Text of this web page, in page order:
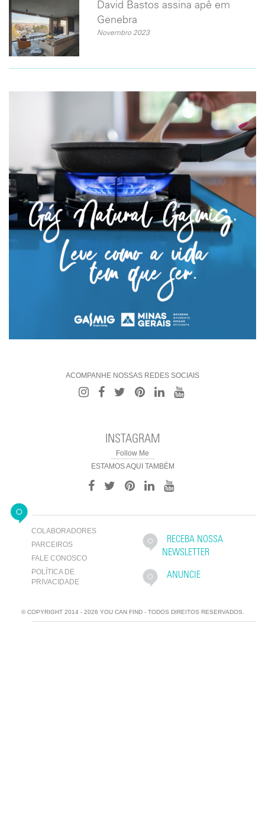
David Bastos assina apê em
Genebra
Novembro 2023
ACOMPANHE NOSSAS REDES SOCIAIS
INSTAGRAM
Follow Me
ESTAMOS AQUI TAMBÉM
COLABORADORES
PARCEIROS
FALE CONOSCO
POLÍTICA DE
PRIVACIDADE
RECEBA NOSSA
NEWSLETTER
ANUNCIE
© COPYRIGHT 2014 - 2026 YOU CAN FIND - TODOS DIREITOS RESERVADOS.